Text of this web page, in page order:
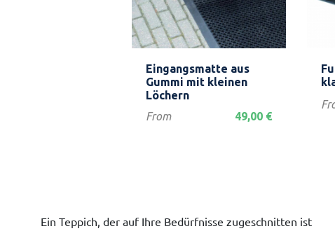
Vorschau
Eingangsmatte aus
Gummi mit kleinen
Löchern
Preis
From 49,00 €
Ein Teppich, der auf Ihre Bedürfnisse zugeschnitten ist